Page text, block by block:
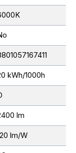
kWh/1000h
lm
lm/W